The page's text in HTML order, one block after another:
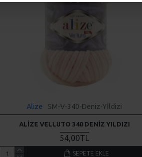
Alize SM-V-340-Deniz-Yİldizi
ALIZE VELLUTO 340 DENIZ YILDIZI
54,00TL
SEPETE EKLE